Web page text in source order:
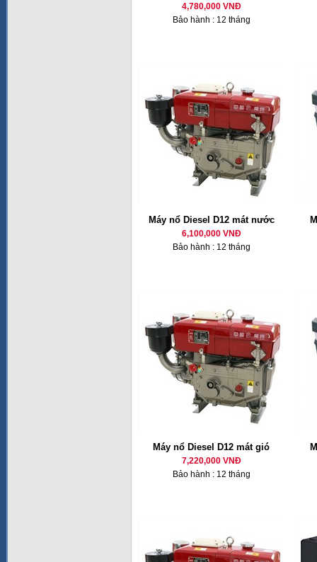
4,780,000 VNĐ
Bảo hành : 12 tháng
Máy nổ Diesel D12 mát nước
6,100,000 VNĐ
Bảo hành : 12 tháng
Máy nổ Diesel D12 mát gió
7,220,000 VNĐ
Bảo hành : 12 tháng